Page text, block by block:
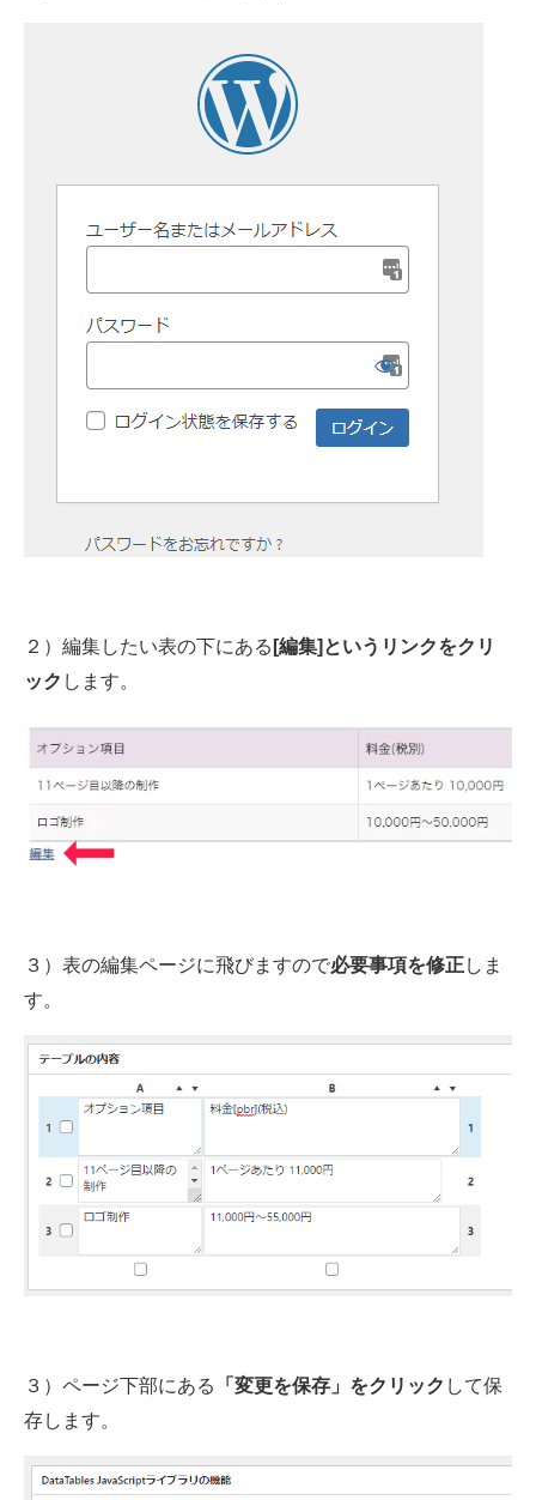
２）編集したい表の下にある [編集]というリンクをクリ
ック します。
３）表の編集ページに飛びますので必要事項を修正しま
す。
３）ページ下部にある 「変更を保存」をクリック して保
存します。